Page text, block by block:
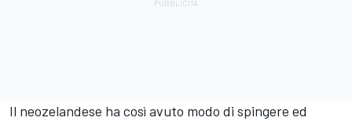
Il neozelandese ha così avuto modo di spingere ed